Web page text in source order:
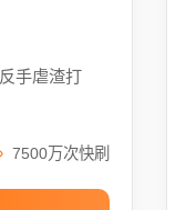
手虐渣打
7500万次快刷